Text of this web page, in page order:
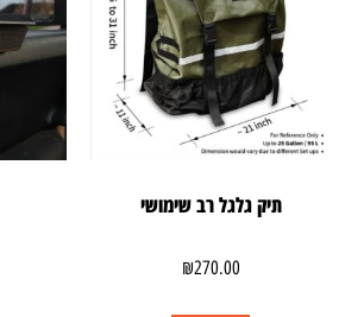
תיק גלגל רב שימושי
₪270.00